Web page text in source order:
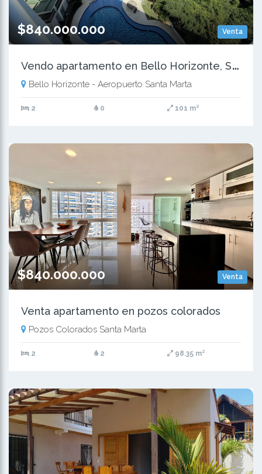
Venta
$840.000.000
V
endo apartamento en Bello Horizonte, Santa Marta
Bello Horizonte - Aeropuerto Santa Marta
2 0 101 m²
Venta
$840.000.000
Venta apartamento en pozos colorados
Pozos Colorados Santa Marta
2 2 98.35 m²